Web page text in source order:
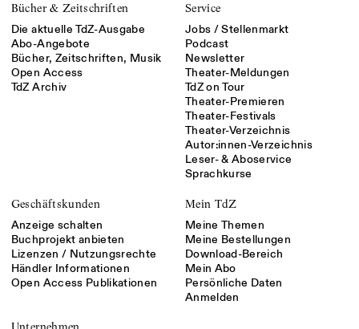
Bücher & Zeitschriften
Die aktuelle TdZ-Ausgabe
Abo-Angebote
Bücher, Zeitschriften, Musik
Open Access
TdZ Archiv
Service
Jobs / Stellenmarkt
Podcast
Newsletter
Theater-Meldungen
TdZ on Tour
Theater-Premieren
Theater-Festivals
Theater-Verzeichnis
Autor:innen-Verzeichnis
Leser- & Aboservice
Sprachkurse
Geschäftskunden
Anzeige schalten
Buchprojekt anbieten
Lizenzen / Nutzungsrechte
Händler Informationen
Open Access Publikationen
Mein TdZ
Meine Themen
Meine Bestellungen
Download-Bereich
Mein Abo
Persönliche Daten
Anmelden